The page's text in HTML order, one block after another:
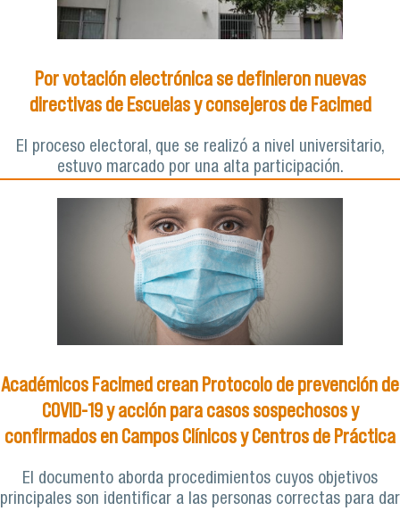
Por votación electrónica se definieron nuevas
directivas de Escuelas y consejeros de Facimed
El proceso electoral, que se realizó a nivel universitario,
estuvo marcado por una alta participación.
Académicos Facimed crean Protocolo de prevención de
COVID-19 y acción para casos sospechosos y
confirmados en Campos Clínicos y Centros de Práctica
El documento aborda procedimientos cuyos objetivos
principales son identificar a las personas correctas para dar